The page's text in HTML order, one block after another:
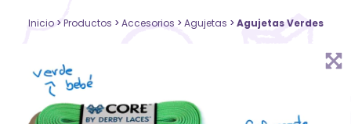
Inicio > Productos > Accesorios > Agujetas > Agujetas Verdes